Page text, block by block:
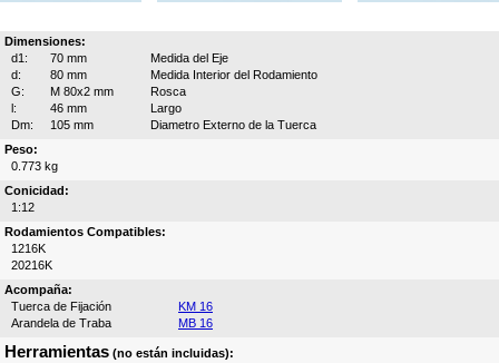
Dimensiones:
d1:
70 mm
Medida del Eje
d:
80 mm
Medida Interior del Rodamiento
G:
M 80x2 mm
Rosca
l:
46 mm
Largo
Dm:
105 mm
Diametro Externo de la Tuerca
Peso:
0.773 kg
Conicidad:
1:12
Rodamientos Compatibles:
1216K
20216K
Acompaña:
Tuerca de Fijación
KM 16
Arandela de Traba
MB 16
Herramientas (no están incluidas):